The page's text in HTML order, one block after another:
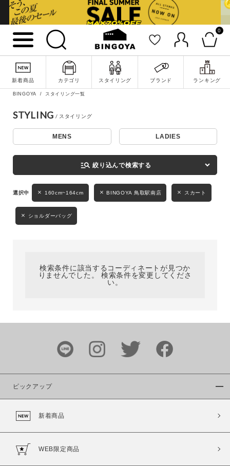
0
新着商品 カテゴリ スタイリング ブランド ランキング
詳細検索
キーワード
性別
MENS LADIES KIDS
ブランド
カラー
BINGOYA スタイリング一覧
STYLING
MENS LADIES
manage_search 絞り込んで検索する
160cm~164cm BINGOYA 鳥取駅南店 スカート
ショルダーバッグ
検索条件に該当するコーディネートが見つか
りませんでした。 検索条件を変更してくださ
い。
ピックアップ
新着商品
WEB限定商品